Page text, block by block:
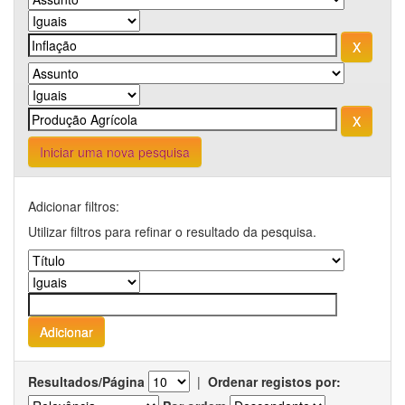
Iniciar uma nova pesquisa
Adicionar filtros:
Utilizar filtros para refinar o resultado da pesquisa.
Resultados/Página | Ordenar registos por: